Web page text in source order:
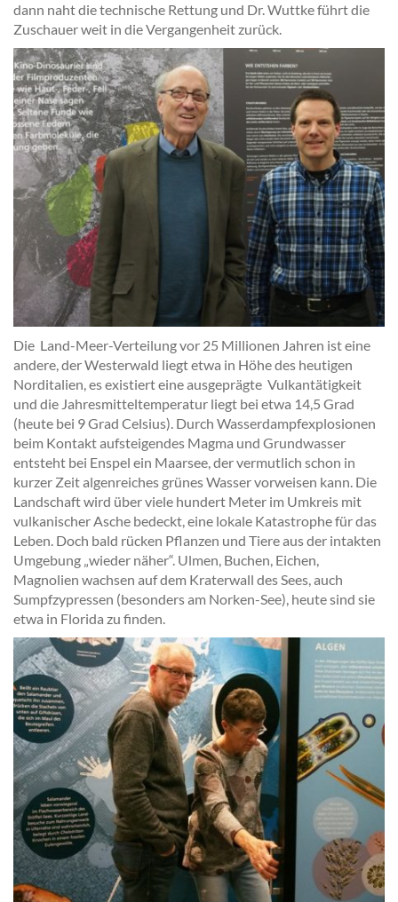
dann naht die technische Rettung und Dr. Wuttke führt die
Zuschauer weit in die Vergangenheit zurück.
Die Land-Meer-Verteilung vor 25 Millionen Jahren ist eine
andere, der Westerwald liegt etwa in Höhe des heutigen
Norditalien, es existiert eine ausgeprägte Vulkantätigkeit
und die Jahresmitteltemperatur liegt bei etwa 14,5 Grad
(heute bei 9 Grad Celsius). Durch Wasserdampfexplosionen
beim Kontakt aufsteigendes Magma und Grundwasser
entsteht bei Enspel ein Maarsee, der vermutlich schon in
kurzer Zeit algenreiches grünes Wasser vorweisen kann. Die
Landschaft wird über viele hundert Meter im Umkreis mit
vulkanischer Asche bedeckt, eine lokale Katastrophe für das
Leben. Doch bald rücken Pflanzen und Tiere aus der intakten
Umgebung „wieder näher“. Ulmen, Buchen, Eichen,
Magnolien wachsen auf dem Kraterwall des Sees, auch
Sumpfzypressen (besonders am Norken-See), heute sind sie
etwa in Florida zu finden.